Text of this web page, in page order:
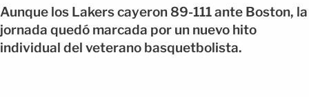
Aunque los Lakers cayeron 89-111 ante Boston, la
jornada quedó marcada por un nuevo hito
individual del veterano basquetbolista.